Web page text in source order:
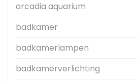
arcadia aquarium
badkamer
badkamerlampen
badkamerverlichting